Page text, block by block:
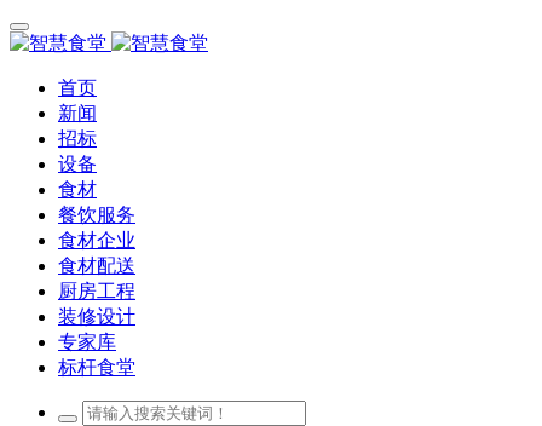
首页
新闻
招标
设备
食材
餐饮服务
食材企业
食材配送
厨房工程
装修设计
专家库
标杆食堂